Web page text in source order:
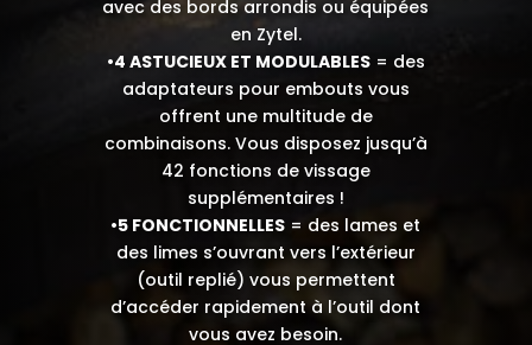
avec des bords arrondis ou équipées
en Zytel.
•4 ASTUCIEUX ET MODULABLES= des
adaptateurs pour embouts vous
offrent une multitude de
combinaisons. Vous disposez jusqu’à
42 fonctions de vissage
supplémentaires !
•5 FONCTIONNELLES = des lames et
des limes s’ouvrant vers l’extérieur
(outil replié) vous permettent
d’accéder rapidement à l’outil dont
vous avez besoin.